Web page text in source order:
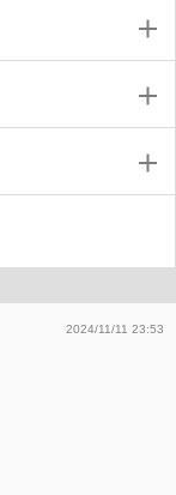
2024/11/11 23:53